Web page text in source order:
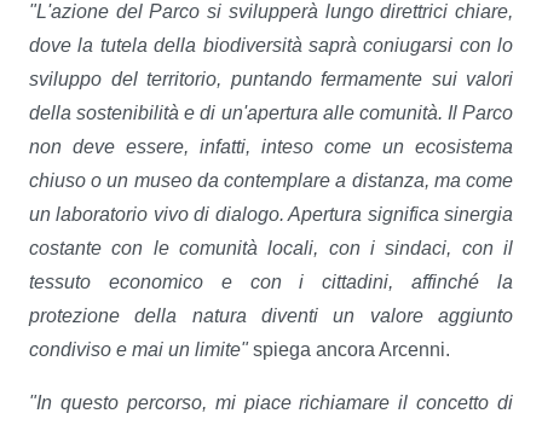
"L'azione del Parco si svilupperà lungo direttrici chiare,
dove la tutela della biodiversità saprà coniugarsi con lo
sviluppo del territorio, puntando fermamente sui valori
della sostenibilità e di un'apertura alle comunità. Il Parco
non deve essere, infatti, inteso come un ecosistema
chiuso o un museo da contemplare a distanza, ma come
un laboratorio vivo di dialogo. Apertura significa sinergia
costante con le comunità locali, con i sindaci, con il
tessuto economico e con i cittadini, affinché la
protezione della natura diventi un valore aggiunto
condiviso e mai un limite"spiega ancora Arcenni.
"In questo percorso, mi piace richiamare il concetto di